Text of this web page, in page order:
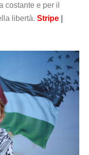
costante e per il
libertà. Stripe